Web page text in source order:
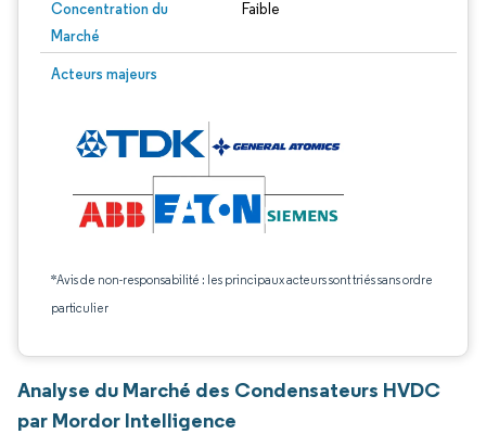
Concentration du
Marché
Faible
Acteurs majeurs
*Avis de non-responsabilité : les principaux acteurs sont triés sans ordre
particulier
Analyse du Marché des Condensateurs HVDC
par Mordor Intelligence